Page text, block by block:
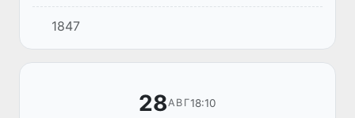
Республикасининг айрим қонун
ҳужжатларига ўзгартириш ва қўшимчалар
киритиш тўғрисида»ги Қонун муҳокама
этилди.
1847
28АВГ18:10